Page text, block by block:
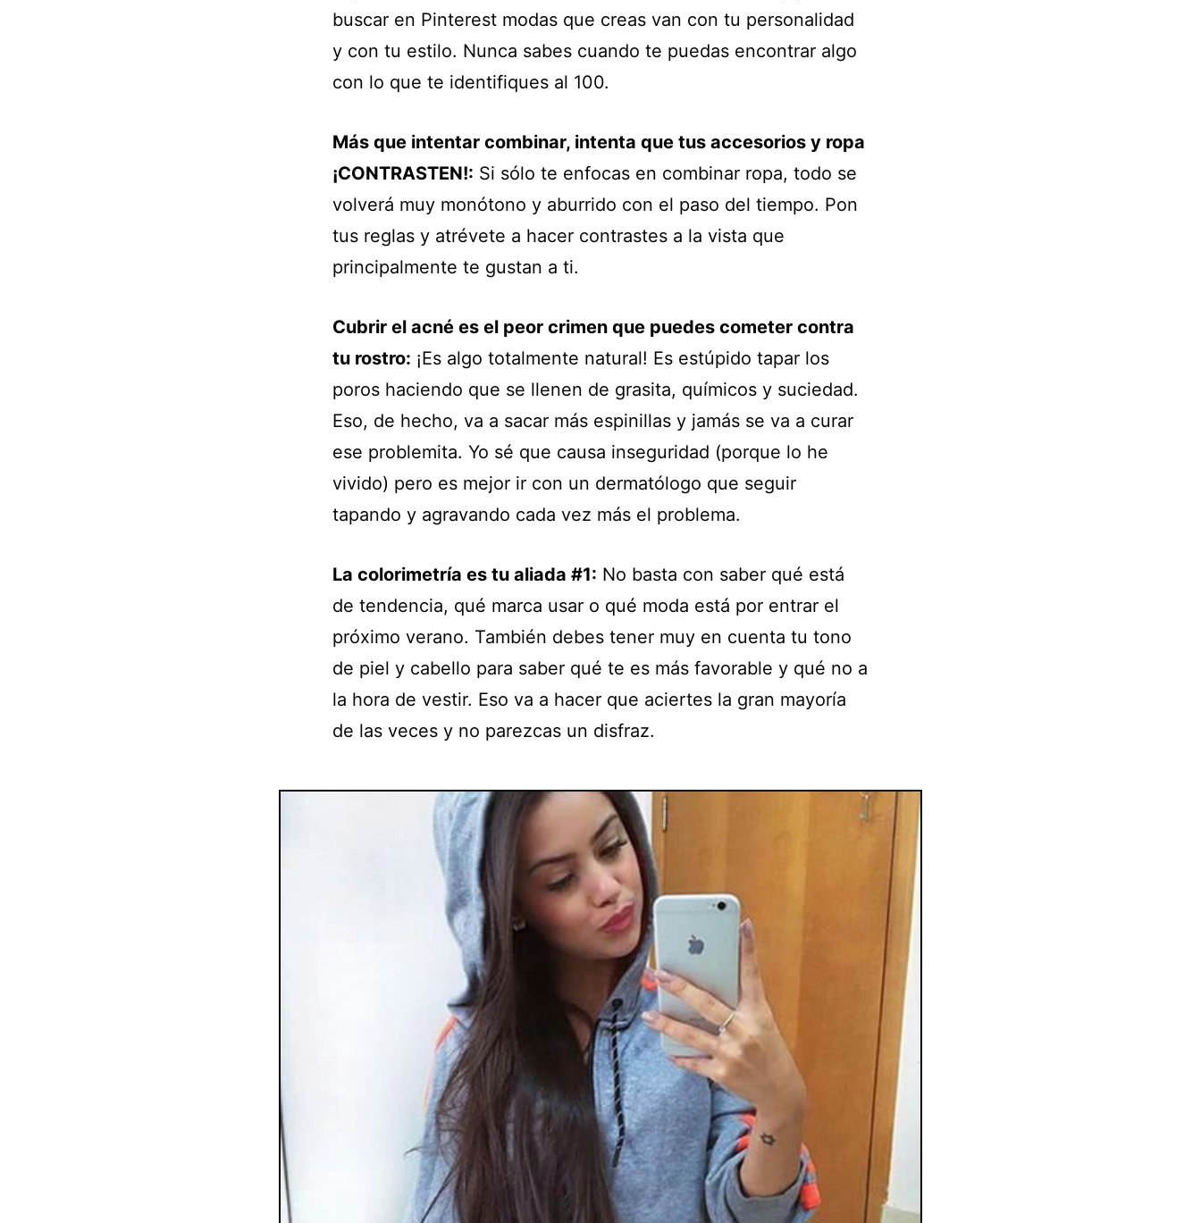
buscar en Pinterest modas que creas van con tu personalidad
y con tu estilo. Nunca sabes cuando te puedas encontrar algo
con lo que te identifiques al 100.
Más que intentar combinar, intenta que tus accesorios y ropa
¡CONTRASTEN!: Si sólo te enfocas en combinar ropa, todo se
volverá muy monótono y aburrido con el paso del tiempo. Pon
tus reglas y atrévete a hacer contrastes a la vista que
principalmente te gustan a ti.
Cubrir el acné es el peor crimen que puedes cometer contra
tu rostro: ¡Es algo totalmente natural! Es estúpido tapar los
poros haciendo que se llenen de grasita, químicos y suciedad.
Eso, de hecho, va a sacar más espinillas y jamás se va a curar
ese problemita. Yo sé que causa inseguridad (porque lo he
vivido) pero es mejor ir con un dermatólogo que seguir
tapando y agravando cada vez más el problema.
La colorimetría es tu aliada #1: No basta con saber qué está
de tendencia, qué marca usar o qué moda está por entrar el
próximo verano. También debes tener muy en cuenta tu tono
de piel y cabello para saber qué te es más favorable y qué no a
la hora de vestir. Eso va a hacer que aciertes la gran mayoría
de las veces y no parezcas un disfraz.